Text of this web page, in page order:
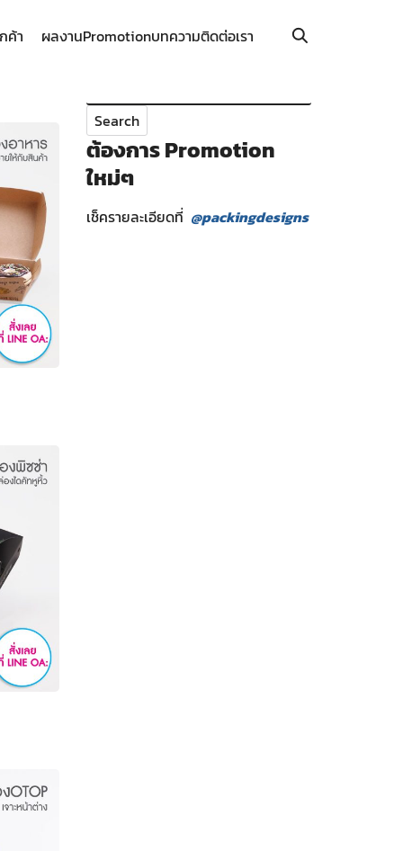
ค้า ผลงานPromotionบทความติดต่อเรา
ต้องการ Promotion
ใหม่ๆ
เช็ครายละเอียดที่ @packingdesigns